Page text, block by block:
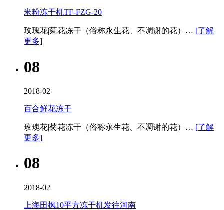
米粉冻干机TF-FZG-20
玫瑰花|菊花冻干（俗称永生花、不凋谢的花）… [了解
更多]
08
2018-02
百合鲜花冻干
玫瑰花|菊花冻干（俗称永生花、不凋谢的花）… [了解
更多]
08
2018-02
上海田枫10平方冻干机发往河南